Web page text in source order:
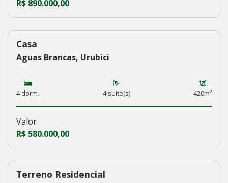
R$ 890.000,00
227
Casa
Aguas Brancas, Urubici
4 dorm. 4 suite(s) 420m²
Valor
R$ 580.000,00
226
Terreno Residencial